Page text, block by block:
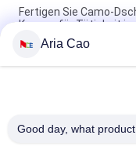
Fertigen Sie Camo-
Kappen für Tätigkeit
summer bucket hats
Runder Rand 5/6
Aria Cao
Good day, what